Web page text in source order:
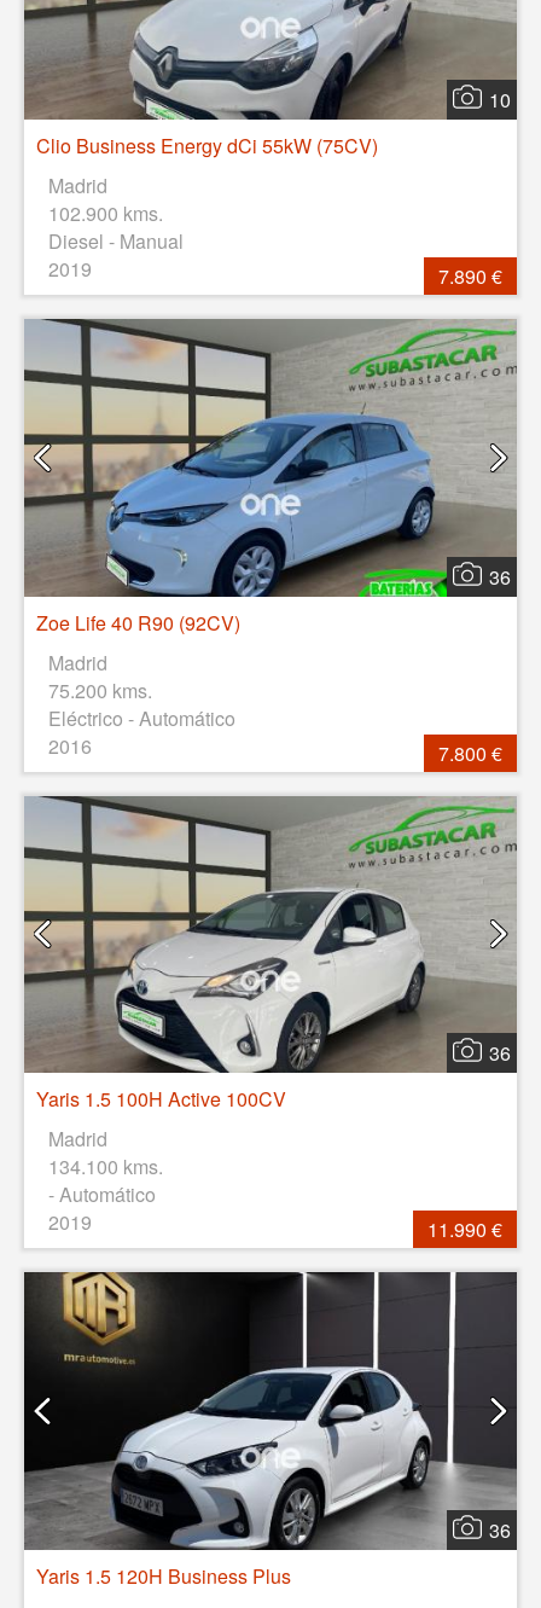
10
Clio Business Energy dCi 55kW (75CV)
Madrid
102.900 kms.
Diesel - Manual
2019
7.890 €
36
Zoe Life 40 R90 (92CV)
Madrid
75.200 kms.
Eléctrico - Automático
2016
7.800 €
36
Yaris 1.5 100H Active 100CV
Madrid
134.100 kms.
- Automático
2019
11.990 €
36
Yaris 1.5 120H Business Plus